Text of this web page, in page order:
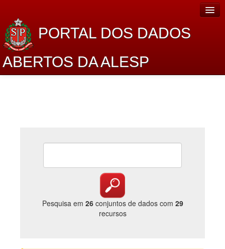
PORTAL DOS DADOS
ABERTOS DA ALESP
Lei de Acesso à Informação
Catálogo de dados
Pesquisa em 26conjuntos de dados com 29
recursos